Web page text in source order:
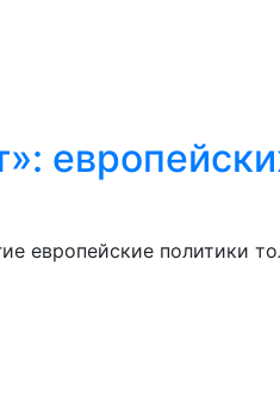
европейские политики